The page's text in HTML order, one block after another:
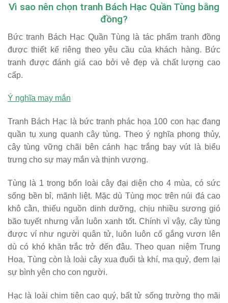
Vì sao nên chọn tranh Bách Hạc Quần Tùng bằng
đồng?
Bức tranh Bách Hạc Quần Tùng là tác phẩm tranh đồng
được thiết kế riêng theo yêu cầu của khách hàng. Bức
tranh được đánh giá cao bởi vẻ đẹp và chất lượng cao
cấp.
Ý nghĩa may mắn
Tranh Bách Hạc là bức tranh phác họa 100 con hạc đang
quần tụ xung quanh cây tùng. Theo ý nghĩa phong thủy,
cây tùng vững chãi bên cánh hạc trắng bay vút là biểu
trưng cho sự may mắn và thịnh vượng.
Tùng là 1 trong bốn loài cây đại diện cho 4 mùa, có sức
sống bền bỉ, mãnh liệt. Mặc dù Tùng mọc trên núi đá cao
khô cằn, thiếu nguồn dinh dưỡng, chịu nhiều sương gió
bão tuyết nhưng vẫn luôn xanh tốt. Chính vì vậy, cây tùng
được ví như người quân tử, luôn luôn cố gắng vươn lên
dù có khó khăn trắc trở đến đâu. Theo quan niệm Trung
Hoa, Tùng còn là loài cây xua đuổi tà khí, ma quỷ, đem lại
sự bình yên cho con người.
Hạc là loài chim tiên cao quý, bất tử sống trường thọ mãi